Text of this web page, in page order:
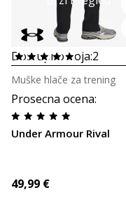
Dostupno boja:2
Prosecna ocena:
Under Armour Rival
Muške hlače za trening
49,99 €